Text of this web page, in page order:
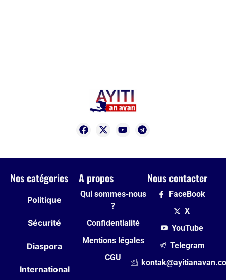
Nos catégories
Politique
Sécurité
Diaspora
International
A propos
Qui sommes-nous
?
Confidentialité
Mentions légales
CGU
Nous contacter
FaceBook
X
YouTube
Telegram